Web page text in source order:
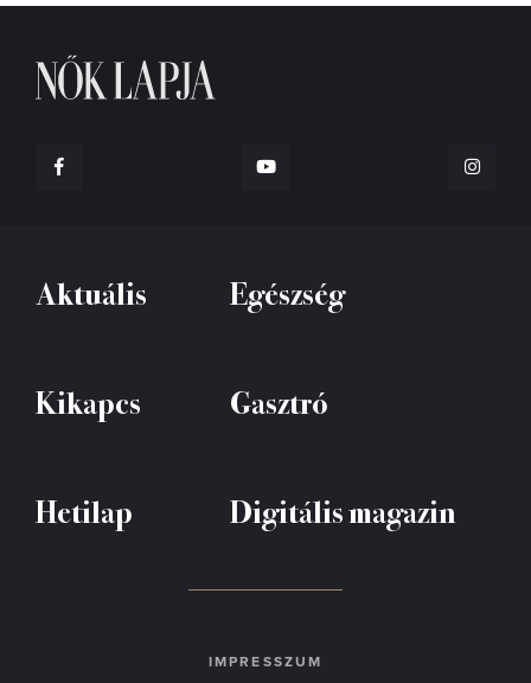
Aktuális Egészség
Kikapcs Gasztró
Hetilap Digitális magazin
IMPRESSZUM